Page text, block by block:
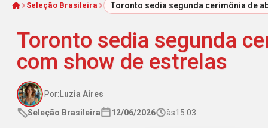
InícioSeleção Brasileira Toronto sedia segunda cerimônia de
Toronto sedia segunda
com show de estrelas
Por: Luzia Aires
Seleção Brasileira
12/06/2026 às15:03